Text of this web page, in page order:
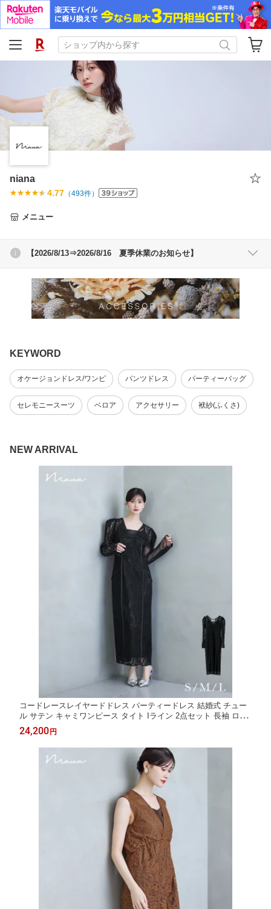
niana
4.77 （493件）
メニュー
【2026/8/13⇒2026/8/16 夏季休業のお知らせ】
KEYWORD
オケージョンドレス/ワンピ パンツドレス パーティーバッグ
セレモニースーツ ベロア アクセサリー 袱紗(ふくさ)
NEW ARRIVAL
コードレースレイヤードドレス パーティードレス 結婚式 チュー
ル サテン キャミワンピース タイト Iライン 2点セット 長袖 ロン
グ丈 お呼ばれ パーティー 二次会 披露宴 謝恩会 成人式 同窓会 卒
業式 フォーマル セレモニー オケージョンドレス 春 秋 冬 S M L
黒 ブラック
24,200円